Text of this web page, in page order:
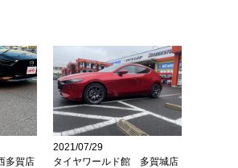
多賀店
2021/07/29
タイヤワールド館 多賀城店